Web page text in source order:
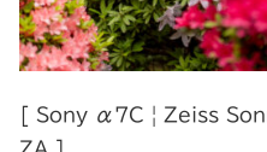
[ Sony α7C | Zeiss